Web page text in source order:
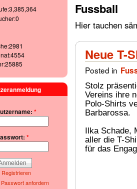
Fussball
Hier tauchen
Neue T-
Posted in
Stolz
Vereins ihre
Polo-Shirts
Barbarossa.
Ilka Schade,
aller die T-
für das
*
*
Registrieren
anfordern